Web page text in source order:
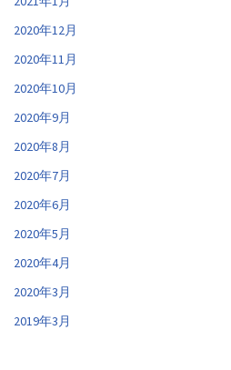
2020年12月
2020年11月
2020年10月
2020年9月
2020年8月
2020年7月
2020年6月
2020年5月
2020年4月
2020年3月
2019年3月